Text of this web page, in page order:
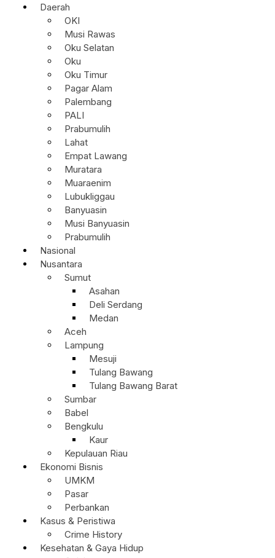
Daerah
OKI
Musi Rawas
Oku Selatan
Oku
Oku Timur
Pagar Alam
Palembang
PALI
Prabumulih
Lahat
Empat Lawang
Muratara
Muaraenim
Lubukliggau
Banyuasin
Musi Banyuasin
Prabumulih
Nasional
Nusantara
Sumut
Asahan
Deli Serdang
Medan
Aceh
Lampung
Mesuji
Tulang Bawang
Tulang Bawang Barat
Sumbar
Babel
Bengkulu
Kaur
Kepulauan Riau
Ekonomi Bisnis
UMKM
Pasar
Perbankan
Kasus & Peristiwa
Crime History
Kesehatan & Gaya Hidup